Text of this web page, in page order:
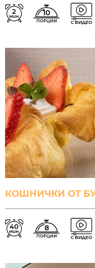
2
мин. 10
ПОРЦИИ С ВИДЕО
КОШНИЧКИ ОТ
40
мин. 8
ПОРЦИИ С ВИДЕО